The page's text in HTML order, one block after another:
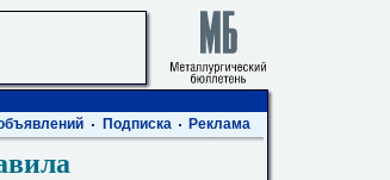
Подписка Реклама